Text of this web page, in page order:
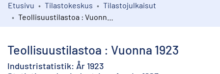
Kokoelmat
Etusivu Tilastokeskus
Tilastojulkaisut
Teollisuustilastoa : Vuonna 1923
Industristatistik: År 1923